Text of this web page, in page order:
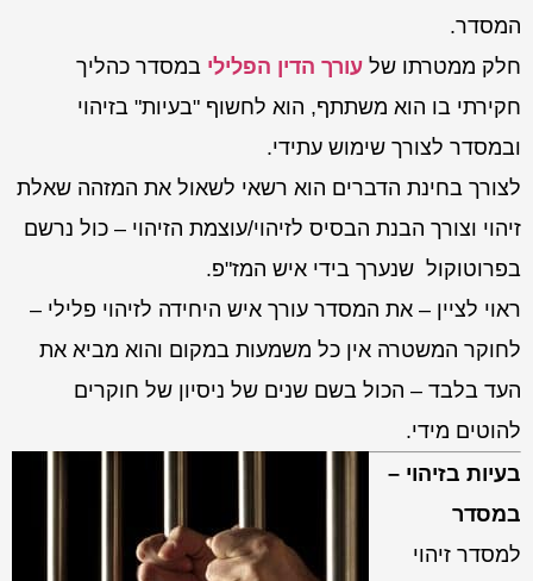
המסדר.
חלק ממטרתו של עורך הדין הפלילי במסדר כהליך
חקירתי בו הוא משתתף, הוא לחשוף "בעיות" בזיהוי
ובמסדר לצורך שימוש עתידי.
לצורך בחינת הדברים הוא רשאי לשאול את המזהה שאלת
זיהוי וצורך הבנת הבסיס לזיהוי/עוצמת הזיהוי – כול נרשם
בפרוטוקול שנערך בידי איש המז"פ.
ראוי לציין – את המסדר עורך איש היחידה לזיהוי פלילי –
לחוקר המשטרה אין כל משמעות במקום והוא מביא את
העד בלבד – הכול בשם שנים של ניסיון של חוקרים
להוטים מידי.
בעיות בזיהוי –
במסדר
למסדר זיהוי